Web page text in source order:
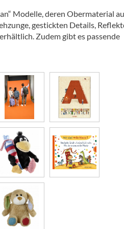
Modelle, deren Obermaterial
gestickten Details,
Zudem gibt es passende